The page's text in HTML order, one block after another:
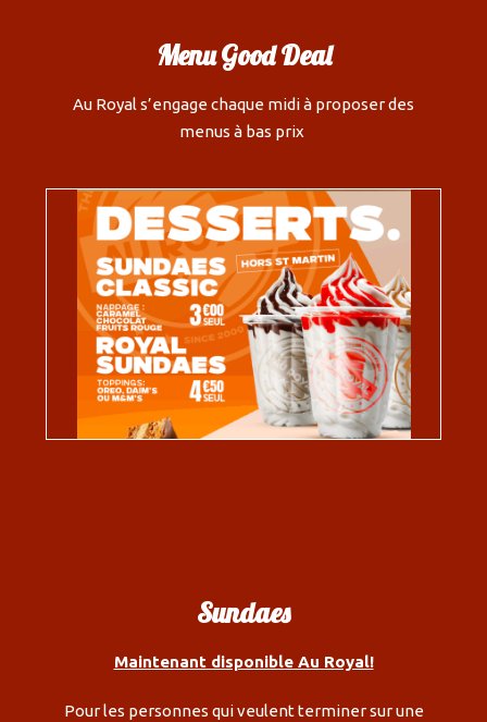
Menu Good Deal
Au Royal s’engage chaque midi à proposer des
menus à bas prix
Sundaes
Maintenant disponible Au Royal!
Pour les personnes qui veulent terminer sur une